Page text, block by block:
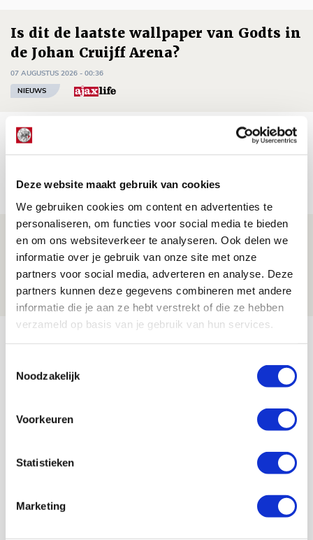
Deze website maakt gebruik van cookies
We gebruiken cookies om content en advertenties te
personaliseren, om functies voor social media te bieden
en om ons websiteverkeer te analyseren. Ook delen we
informatie over je gebruik van onze site met onze
partners voor social media, adverteren en analyse. Deze
partners kunnen deze gegevens combineren met andere
informatie die je aan ze hebt verstrekt of die ze hebben
verzameld op basis van je gebruik van hun services.
Noodzakelijk
Voorkeuren
Statistieken
Marketing
Is dit de laatste wallpaper van Godts in
de Johan Cruijff Arena?
07 AUGUSTUS 2026 - 00:36
NIEUWS
Trotse Klaassen: ‘Vierhonderd duels
voor mijn club is heel speciaal’
Ajax zet Shelbourne eenvoudig opzij en
reist met vertrouwen naar Dublin
06 AUGUSTUS 2026 - 21:52
NIEUWS
Bekijk meer
AUG
11